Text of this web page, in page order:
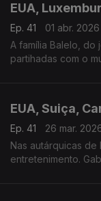
EUA,
Ep. 41
01 abr. 2026
A família Balelo, do
partihadas com o
EUA, Suiça,
Ep. 41
26 mar.
Nas autárquicas
entretenimento.